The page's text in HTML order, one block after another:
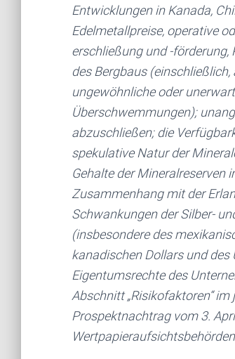
Entwicklungen in Kanada,
Edelmetallpreise, operative
erschließung und -förderung,
des Bergbaus
ungewöhnliche oder
Überschwemmungen);
abzuschließen; die
spekulative Natur der
Gehalte der Mineralreserven
Zusammenhang mit der
Schwankungen der Silber-
(insbesondere des
kanadischen Dollars und
Eigentumsrechte des
Abschnitt „Risikofaktoren“
Prospektnachtrag vom 3.